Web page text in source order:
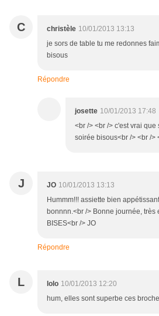
C christèle 10/01/2013 13:13
je sors de table tu me redonnes
bisous
Répondre
josette 10/01/2013 17:48
<br /> <br /> c'est vrai
soirée bisous<br /> <br />
J JO 10/01/2013 13:13
Hummm!!! assiette bien
bonnnn.<br /> Bonne journée,
BISES<br /> JO
Répondre
L lolo 10/01/2013 12:20
hum, elles sont superbe ces